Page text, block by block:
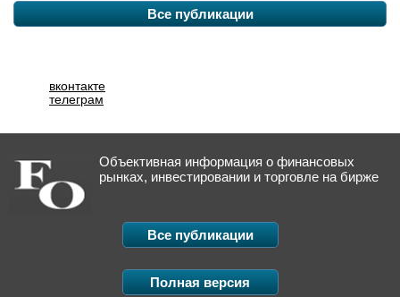
Все публикации
вконтакте
телеграм
Объективная информация о финансовых
рынках, инвестировании и торговле на бирже
Все публикации
Полная версия